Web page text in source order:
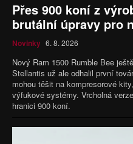
Přes 900 koní z
brutální úpravy pro
Novinky 6. 8. 2026
Nový Ram 1500 Rumble Bee
Stellantis už ale odhalil první
mohou těšit na kompresorové
výfukové systémy. Vrcholná
hranici 900 koní.